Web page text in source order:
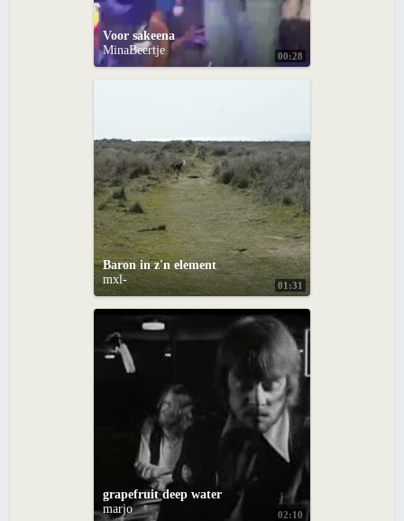
00:28
Voor sakeena
MinaBeertje
01:31
Baron in z'n element
mxl-
02:10
grapefruit deep water
marjo